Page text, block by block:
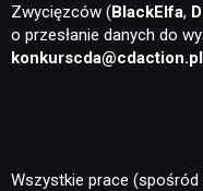
Zwycięzców (BlackElfa,
o przesłanie danych do
konkurscda@cdaction.pl
Wszystkie prace